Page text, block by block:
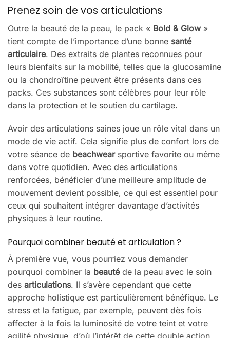
Prenez soin de vos articulations
Outre la beauté de la peau, le pack « Bold & Glow »
tient compte de l’importance d’une bonne santé
articulaire. Des extraits de plantes reconnues pour
leurs bienfaits sur la mobilité, telles que la glucosamine
ou la chondroïtine peuvent être présents dans ces
packs. Ces substances sont célèbres pour leur rôle
dans la protection et le soutien du cartilage.
Avoir des articulations saines joue un rôle vital dans un
mode de vie actif. Cela signifie plus de confort lors de
votre séance de beachwearsportive favorite ou même
dans votre quotidien. Avec des articulations
renforcées, bénéficier d’une meilleure amplitude de
mouvement devient possible, ce qui est essentiel pour
ceux qui souhaitent intégrer davantage d’activités
physiques à leur routine.
Pourquoi combiner beauté et articulation ?
À première vue, vous pourriez vous demander
pourquoi combiner la beautéde la peau avec le soin
des articulations. Il s’avère cependant que cette
approche holistique est particulièrement bénéfique. Le
stress et la fatigue, par exemple, peuvent dès fois
affecter à la fois la luminosité de votre teint et votre